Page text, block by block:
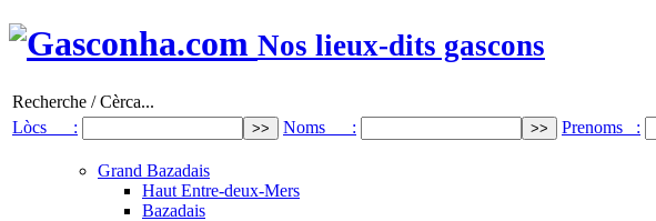
Nos lieux-dits gascons
Recherche / Cèrca...
Lòcs :
Noms : Prenoms :
Grand Bazadais
Haut Entre-deux-Mers
Bazadais